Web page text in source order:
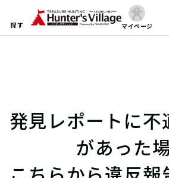
探す マイページ
発見レポートに不
があった